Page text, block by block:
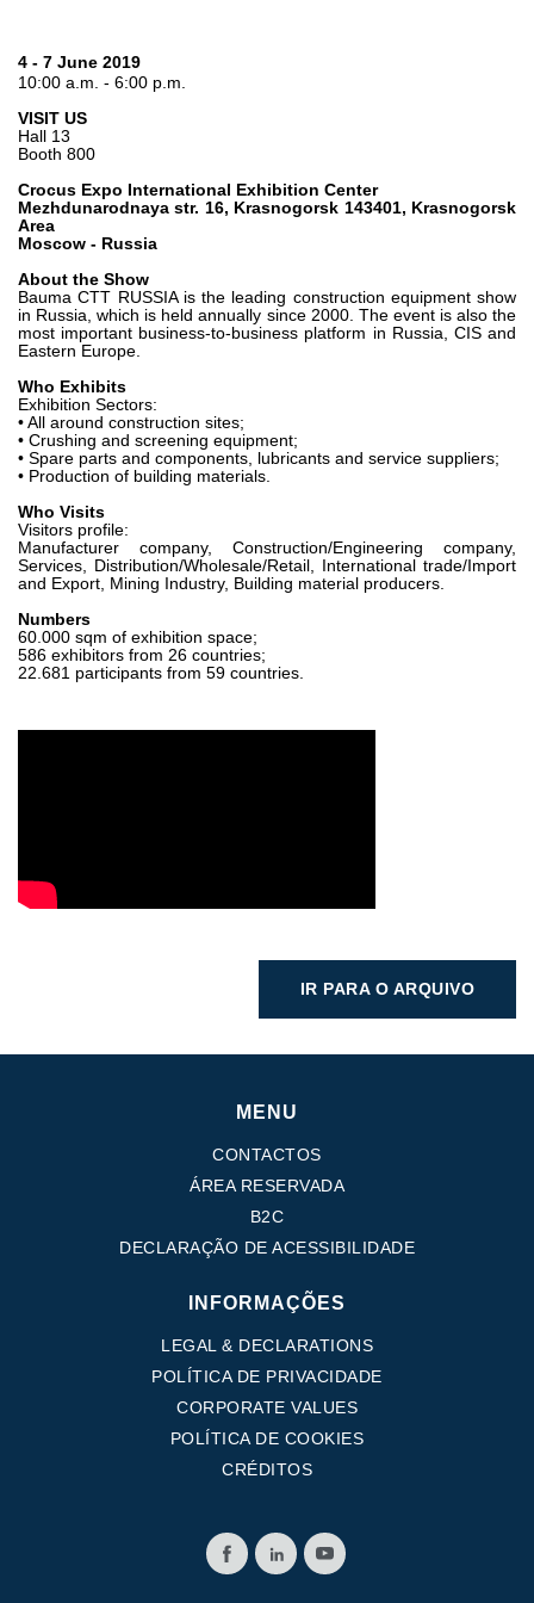
Motori elettrici brushless - Serie MS
Motores de pistões radiais
Motores Orbitais produzidos para a Bondioli & Pavesi
Sistemas de acoplamento
Controlo
Blocos Hidráulicos Integrados
Válvulas de cartucho
Válvulas em linha
Servocomandos
Componentes eletrónicos para Sistemas de controlo
Permuta térmica
Sistemas Fan Drive
Permutadores de calor
4 - 7 June 2019
10:00 a.m. - 6:00 p.m.
VISIT US
Hall 13
Booth 800
Crocus Expo International Exhibition Center
Mezhdunarodnaya str. 16, Krasnogorsk 143401, Krasnogorsk
Area
Moscow - Russia
About the Show
Bauma CTT RUSSIA is the leading construction equipment show
in Russia, which is held annually since 2000. The event is also the
most important business-to-business platform in Russia, CIS and
Eastern Europe.
Who Exhibits
Exhibition Sectors:
• All around construction sites;
• Crushing and screening equipment;
• Spare parts and components, lubricants and service suppliers;
• Production of building materials.
Who Visits
Visitors profile:
Manufacturer company, Construction/Engineering company,
Services, Distribution/Wholesale/Retail, International trade/Import
and Export, Mining Industry, Building material producers.
Numbers
60.000 sqm of exhibition space;
586 exhibitors from 26 countries;
22.681 participants from 59 countries.
IR PARA O ARQUIVO
MENU
CONTACTOS
ÁREA RESERVADA
B2C
DECLARAÇÃO DE ACESSIBILIDADE
INFORMAÇÕES
LEGAL & DECLARATIONS
POLÍTICA DE PRIVACIDADE
CORPORATE VALUES
POLÍTICA DE COOKIES
CRÉDITOS